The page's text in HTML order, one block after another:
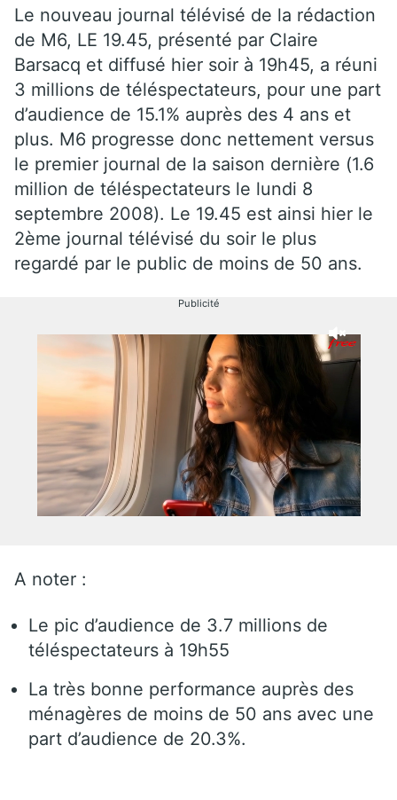
Le nouveau journal télévisé de la rédaction
de M6, LE 19.45, présenté par Claire
Barsacq et diffusé hier soir à 19h45, a réuni
3 millions de téléspectateurs, pour une part
d’audience de 15.1% auprès des 4 ans et
plus. M6 progresse donc nettement versus
le premier journal de la saison dernière (1.6
million de téléspectateurs le lundi 8
septembre 2008). Le 19.45 est ainsi hier le
2ème journal télévisé du soir le plus
regardé par le public de moins de 50 ans.
Publicité
A noter :
Le pic d’audience de 3.7 millions de
téléspectateurs à 19h55
La très bonne performance auprès des
ménagères de moins de 50 ans avec une
part d’audience de 20.3%.